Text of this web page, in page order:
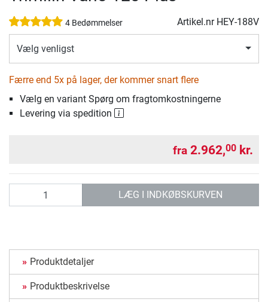
4 Bedømmelser Artikel.nr HEY-188V
Vælg venligst
Færre end 5x på lager, der kommer snart flere
Vælg en variant Spørg om fragtomkostningerne
Levering via spedition
fra 2.962,00 kr.
LÆG I INDKØBSKURVEN
Produktdetaljer
Produktbeskrivelse